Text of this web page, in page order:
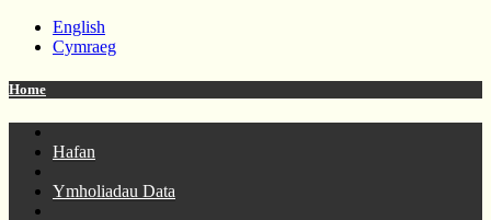
English
Cymraeg
Home
Hafan
Ymholiadau Data